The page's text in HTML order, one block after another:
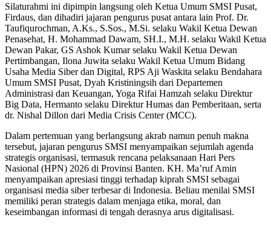
Silaturahmi ini dipimpin langsung oleh Ketua Umum SMSI Pusat,
Firdaus, dan dihadiri jajaran pengurus pusat antara lain Prof. Dr.
Taufiqurochman, A.Ks., S.Sos., M.Si. selaku Wakil Ketua Dewan
Penasehat, H. Mohammad Dawam, SH.I., M.H. selaku Wakil Ketua
Dewan Pakar, GS Ashok Kumar selaku Wakil Ketua Dewan
Pertimbangan, Ilona Juwita selaku Wakil Ketua Umum Bidang
Usaha Media Siber dan Digital, RPS Aji Waskita selaku Bendahara
Umum SMSI Pusat, Dyah Kristiningsih dari Departemen
Administrasi dan Keuangan, Yoga Rifai Hamzah selaku Direktur
Big Data, Hermanto selaku Direktur Humas dan Pemberitaan, serta
dr. Nishal Dillon dari Media Crisis Center (MCC).
Dalam pertemuan yang berlangsung akrab namun penuh makna
tersebut, jajaran pengurus SMSI menyampaikan sejumlah agenda
strategis organisasi, termasuk rencana pelaksanaan Hari Pers
Nasional (HPN) 2026 di Provinsi Banten. KH. Ma’ruf Amin
menyampaikan apresiasi tinggi terhadap kiprah SMSI sebagai
organisasi media siber terbesar di Indonesia. Beliau menilai SMSI
memiliki peran strategis dalam menjaga etika, moral, dan
keseimbangan informasi di tengah derasnya arus digitalisasi.